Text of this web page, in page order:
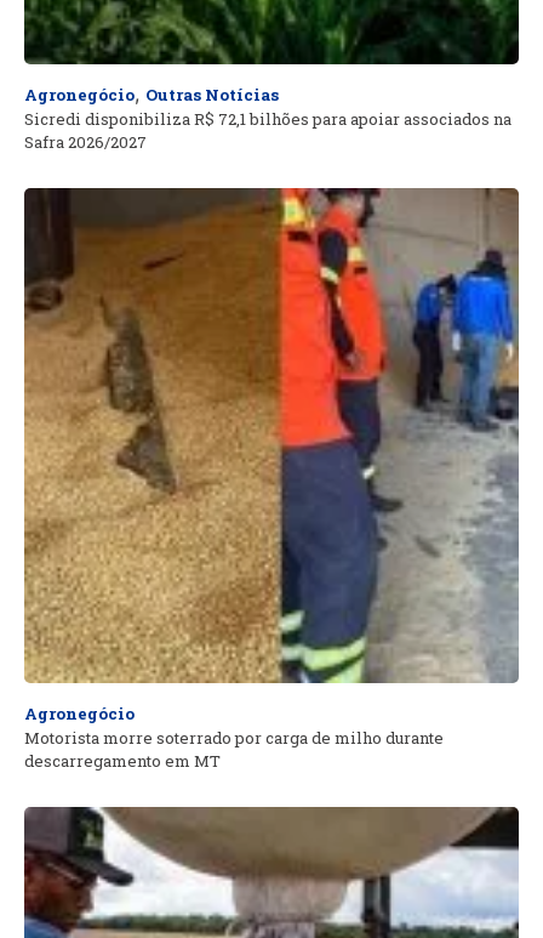
Agronegócio, Outras Notícias
Sicredi disponibiliza R$ 72,1 bilhões para apoiar associados na
Safra 2026/2027
Agronegócio
Motorista morre soterrado por carga de milho durante
descarregamento em MT